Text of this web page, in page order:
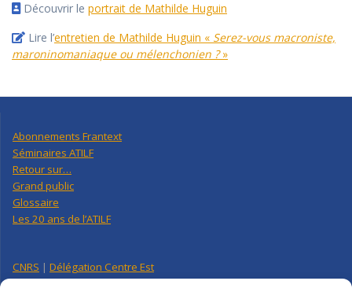
Découvrir le portrait de Mathilde Huguin
Lire l’entretien de Mathilde Huguin « Serez-vous macroniste,
maroninomaniaque ou mélenchonien ?»
Abonnements Frantext
Séminaires ATILF
Retour sur…
Grand public
Glossaire
Les 20 ans de l’ATILF
CNRS | Délégation Centre Est
Université de Lorraine